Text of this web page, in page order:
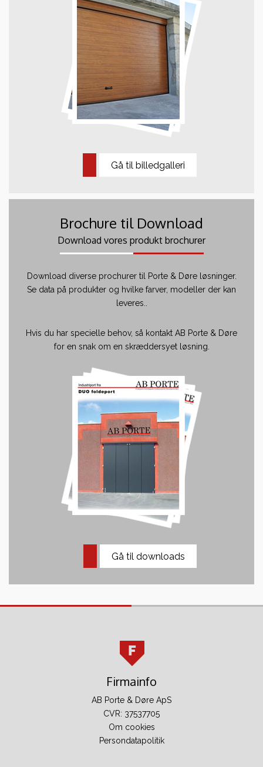
Gå til billedgalleri
Brochure til Download
Download vores produkt brochurer
Download diverse prochurer til Porte & Døre løsninger.
Se data på produkter og hvilke farver, modeller der kan
leveres..
Hvis du har specielle behov, så kontakt AB Porte & Døre
for en snak om en skræddersyet løsning.
Gå til downloads
Firmainfo
AB Porte & Døre ApS
CVR: 37537705
Om cookies
Persondatapolitik